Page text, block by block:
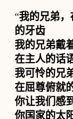
“我的兄弟
的牙齿
我的兄弟戴
在主人的话
我可怜的兄
在屈尊俯就
你让我们感
你国家的太